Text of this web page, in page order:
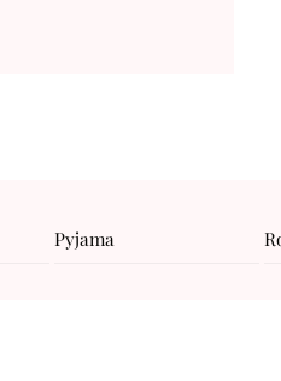
Pyjama